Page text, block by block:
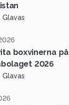
boxvinerna på
2026